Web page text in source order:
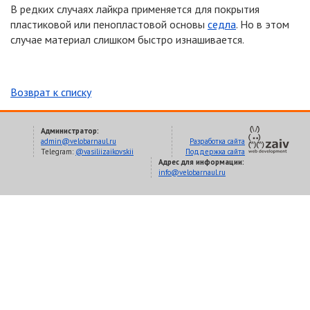
В редких случаях лайкра применяется для покрытия
пластиковой или пенопластовой основы седла. Но в этом
случае материал слишком быстро изнашивается.
Возврат к списку
Разработка сайта
Поддержка сайта
Администратор:
admin@velobarnaul.ru
Telegram: @vasiliizaikovskii
Адрес для информации:
info@velobarnaul.ru